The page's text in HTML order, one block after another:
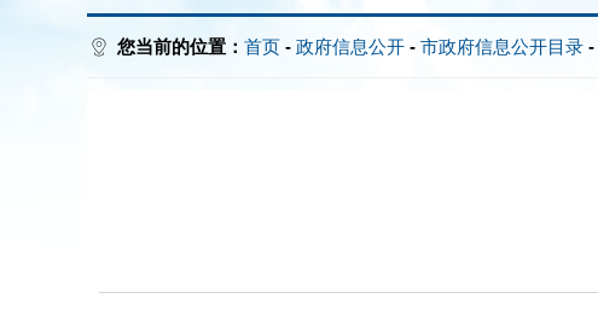
您当前的位置： 首页 - 政府信息公开 - 市政府信息公开目录 -